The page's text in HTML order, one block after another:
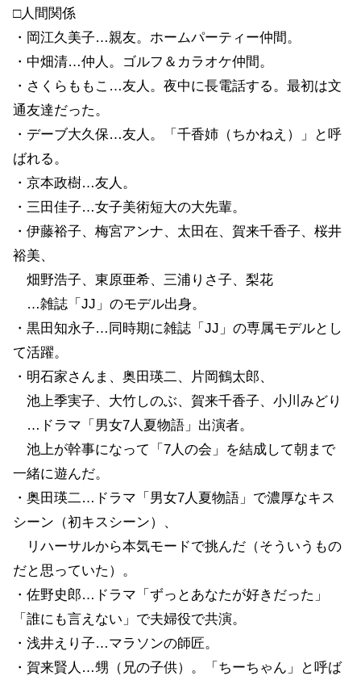
□人間関係
・岡江久美子…親友。ホームパーティー仲間。
・中畑清…仲人。ゴルフ＆カラオケ仲間。
・さくらももこ…友人。夜中に長電話する。最初は文
通友達だった。
・デーブ大久保…友人。「千香姉（ちかねえ）」と呼
ばれる。
・京本政樹…友人。
・三田佳子…女子美術短大の大先輩。
・伊藤裕子、梅宮アンナ、太田在、賀来千香子、桜井
裕美、
畑野浩子、東原亜希、三浦りさ子、梨花
…雑誌「JJ」のモデル出身。
・黒田知永子…同時期に雑誌「JJ」の専属モデルとし
て活躍。
・明石家さんま、奥田瑛二、片岡鶴太郎、
池上季実子、大竹しのぶ、賀来千香子、小川みどり
…ドラマ「男女7人夏物語」出演者。
池上が幹事になって「7人の会」を結成して朝まで
一緒に遊んだ。
・奥田瑛二…ドラマ「男女7人夏物語」で濃厚なキス
シーン（初キスシーン）、
リハーサルから本気モードで挑んだ（そういうもの
だと思っていた）。
・佐野史郎…ドラマ「ずっとあなたが好きだった」
「誰にも言えない」で夫婦役で共演。
・浅井えり子…マラソンの師匠。
・賀来賢人…甥（兄の子供）。「ちーちゃん」と呼ば